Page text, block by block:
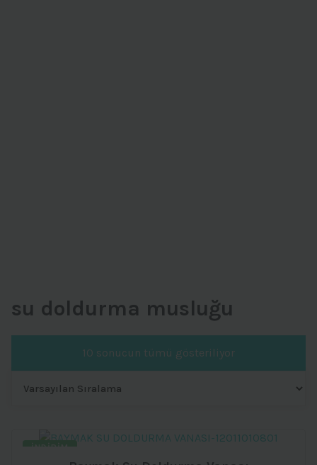
su doldurma musluğu
10 sonucun tümü gösteriliyor